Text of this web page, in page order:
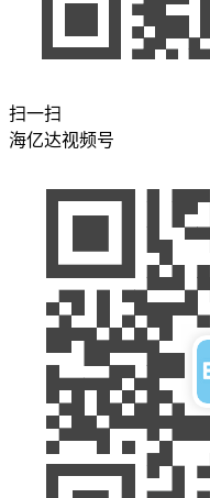
扫一扫
海亿达视频号